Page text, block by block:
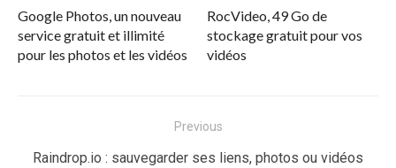
Google Photos, un nouveau
service gratuit et illimité
pour les photos et les vidéos
RocVideo, 49 Go de
stockage gratuit pour vos
vidéos
de
Previous
Previous
Raindrop.io : sauvegarder ses liens, photos ou vidéos